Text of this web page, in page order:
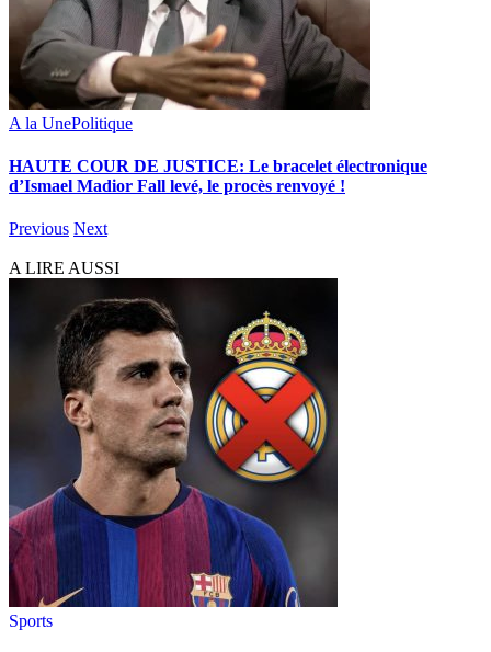
A la UnePolitique
HAUTE COUR DE JUSTICE: Le bracelet électronique
d’Ismael Madior Fall levé, le procès renvoyé !
Previous Next
A LIRE AUSSI
Sports